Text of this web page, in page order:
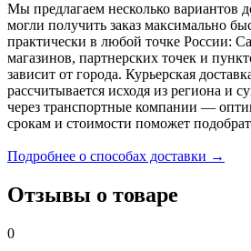
Мы предлагаем несколько вариантов
могли получить заказ максимально
практически в любой точке России:
магазинов, партнерских точек и
зависит от города. Курьерская
рассчитывается исходя из региона и
через транспортные компании —
срокам и стоимости поможет
Подробнее о способах доставки →
Отзывы о товаре
0